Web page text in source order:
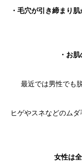
・毛穴が引き締まり
・お
最近では男性でも
ヒゲやスネなどのム
女性は